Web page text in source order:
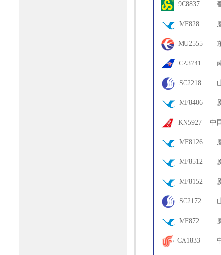
18 9C8837
72 MF828
12 MU2555
71 CZ3741
06 SC2218
61 MF8406
06 KN5927 中
67 MF8126
07 MF8512
02 MF8152
05 SC2172
68 MF872
16CA1833